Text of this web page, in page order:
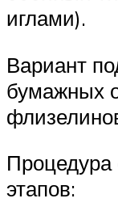
иглами).
Вариант
бумажных
Процедура
этапов: